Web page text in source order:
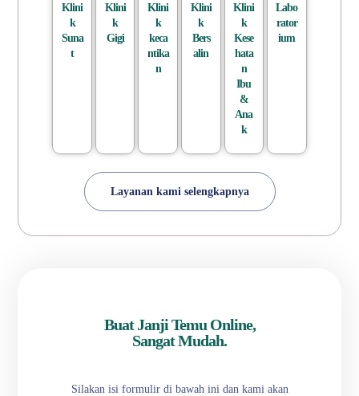
Klini
k
Suna
t
Klini
k
Gigi
Klini
k
keca
ntika
n
Klini
k
Bers
alin
Klini
k
Kese
hata
n
Ibu
&
Ana
k
Labo
rator
ium
Layanan kami selengkapnya
Buat Janji Temu Online,
Sangat Mudah.
Silakan isi formulir di bawah ini dan kami akan